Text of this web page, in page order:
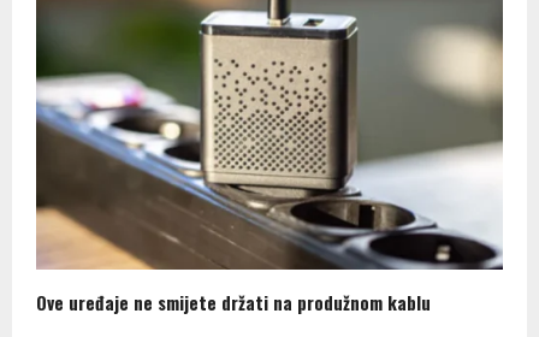
Ove uređaje ne smijete držati na produžnom kablu